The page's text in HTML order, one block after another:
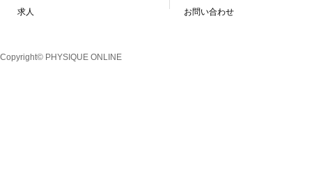
求人
お問い合わせ
Copyright© PHYSIQUE ONLINE